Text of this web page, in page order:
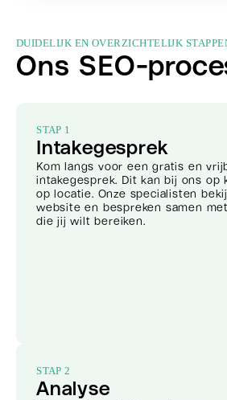
DUIDELIJK EN OVERZICHTELIJK
Ons SEO-
STAP 1
Intakegesprek
Kom langs voor een gratis en
intakegesprek. Dit kan bij ons op
op locatie. Onze specialisten
website en bespreken samen
die jij wilt bereiken.
STAP 2
Analyse